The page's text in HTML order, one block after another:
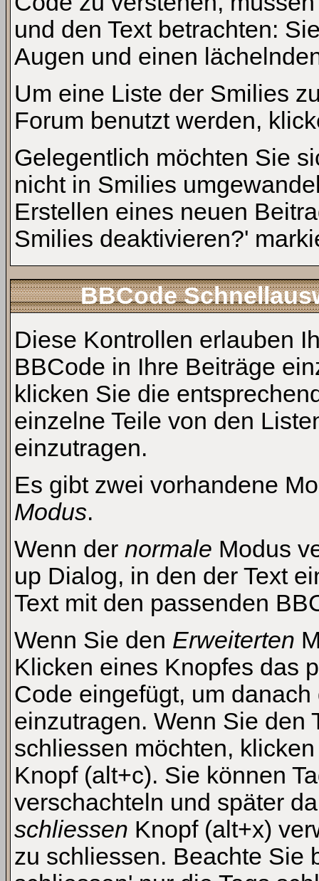
und den Text betrachten:
Augen und einen
Um eine Liste der Smilies
Forum benutzt werden,
Gelegentlich möchten Sie
nicht in Smilies
Erstellen eines neuen
Smilies deaktivieren?'
BBCode
Diese Kontrollen erlauben
BBCode in Ihre Beiträge
klicken Sie die
einzelne Teile von den
einzutragen.
Es gibt zwei vorhandene
Modus.
Wenn der normale Modus
up Dialog, in den der Text
Text mit den passenden
Wenn Sie den Erweiterten
Klicken eines Knopfes das
Code eingefügt, um
einzutragen. Wenn Sie den
schliessen möchten,
Knopf (alt+c). Sie können
verschachteln und später
schliessen Knopf (alt+x)
zu schliessen. Beachte Sie